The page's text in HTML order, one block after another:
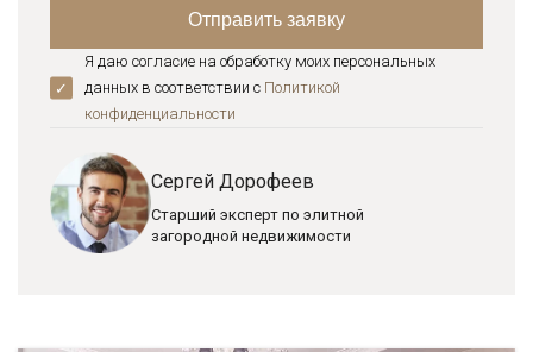
Я даю согласие на обработку моих персональных
данных в соответствии с Политикой
конфиденциальноcти
Сергей Дорофеев
Старший эксперт по элитной
загородной недвижимости